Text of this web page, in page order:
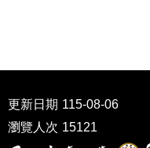
更新日期 115-08-06
瀏覽人次 15121